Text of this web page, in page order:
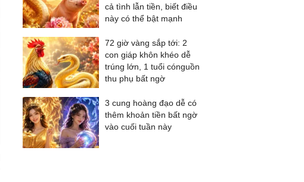
cả tình lẫn tiền, biết điều
này có thể bật mạnh
72 giờ vàng sắp tới: 2
con giáp khôn khéo dễ
trúng lớn, 1 tuổi cónguồn
thu phụ bất ngờ
3 cung hoàng đạo dễ có
thêm khoản tiền bất ngờ
vào cuối tuần này